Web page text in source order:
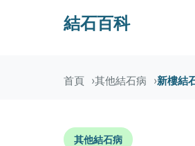
結石百科
首頁 其他結石病 新樓結
其他結石病